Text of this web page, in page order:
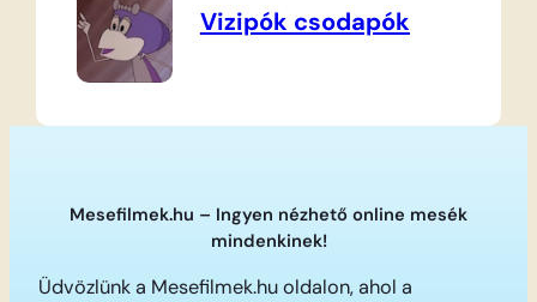
Vizipók csodapók
Mesefilmek.hu – Ingyen nézhető online mesék
mindenkinek!
Üdvözlünk a Mesefilmek.hu oldalon, ahol a